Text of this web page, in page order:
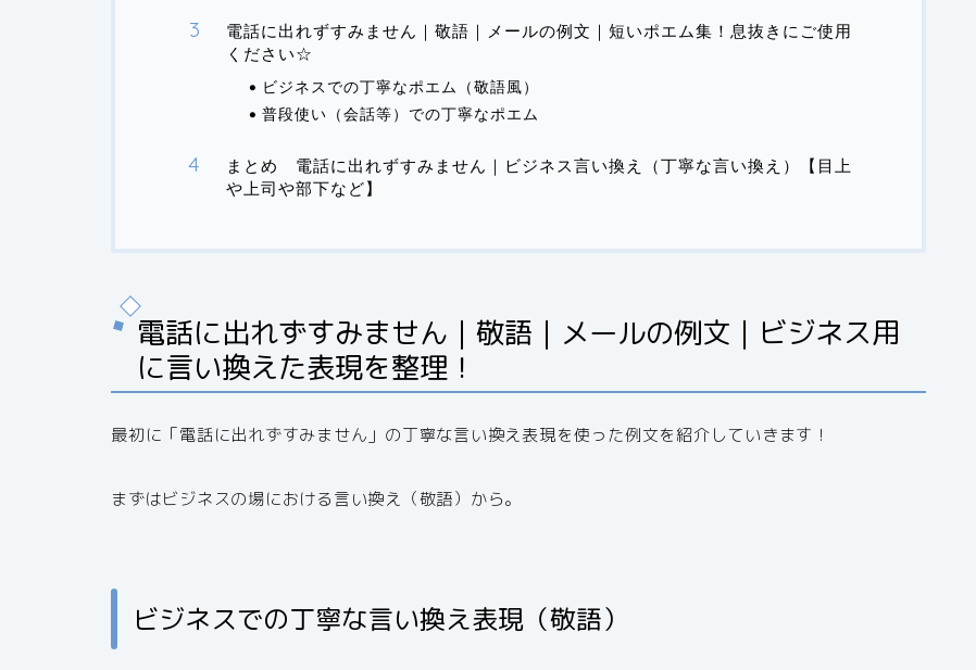
電話に出れずすみません｜敬語｜メールの例文｜短いポエム集！息抜きにご使用
ください☆
ビジネスでの丁寧なポエム（敬語風）
普段使い（会話等）での丁寧なポエム
まとめ 電話に出れずすみません｜ビジネス言い換え（丁寧な言い換え）【目上
や上司や部下など】
電話に出れずすみません｜敬語｜メールの例文｜ビジネス用
に言い換えた表現を整理！
最初に「電話に出れずすみません」の丁寧な言い換え表現を使った例文を紹介していきます！
まずはビジネスの場における言い換え（敬語）から。
ビジネスでの丁寧な言い換え表現（敬語）